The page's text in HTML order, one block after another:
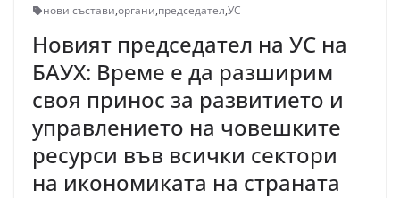
нови състави,органи,председател,УС
Новият председател на УС на
БАУХ: Време е да разширим
своя принос за развитието и
управлението на човешките
ресурси във всички сектори
на икономиката на страната